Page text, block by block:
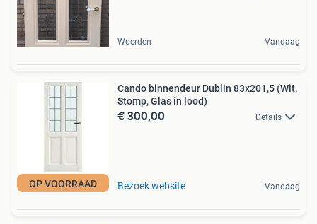
Woerden Vandaag
OP VOORRAAD
Cando binnendeur Dublin 83x201,5 (Wit,
Stomp, Glas in lood)
€ 300,00 Details
Bezoek website Vandaag